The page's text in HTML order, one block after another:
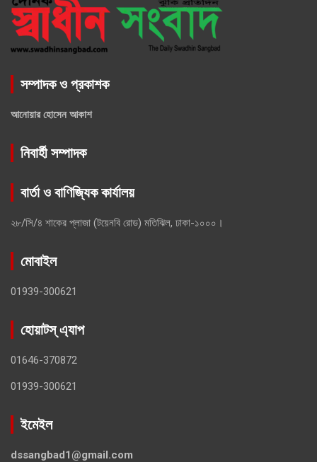
সম্পাদক ও প্রকাশক
আনোয়ার হোসেন আকাশ
নিবার্হী সম্পাদক
বার্তা ও বাণিজ্যিক কার্যালয়
২৮/সি/৪ শাকের প্লাজা (টয়েনবি রোড) মতিঝিল, ঢাকা-১০০০।
মোবাইল
01939-300621
হোয়াটস্ এ্যাপ
01646-370872
01939-300621
ইমেইল
dssangbad1@gmail.com